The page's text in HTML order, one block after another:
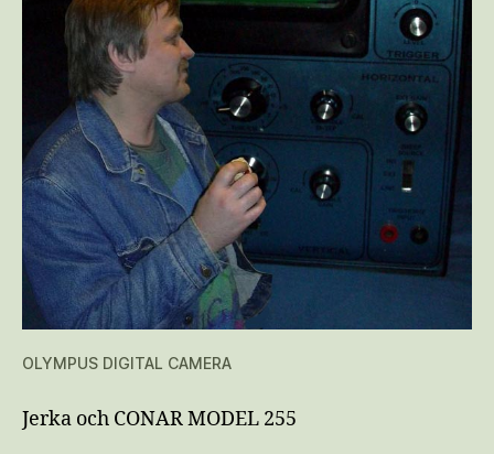
OLYMPUS DIGITAL CAMERA
Jerka och CONAR MODEL 255